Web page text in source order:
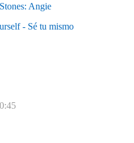
Angie
- Sé tu mismo